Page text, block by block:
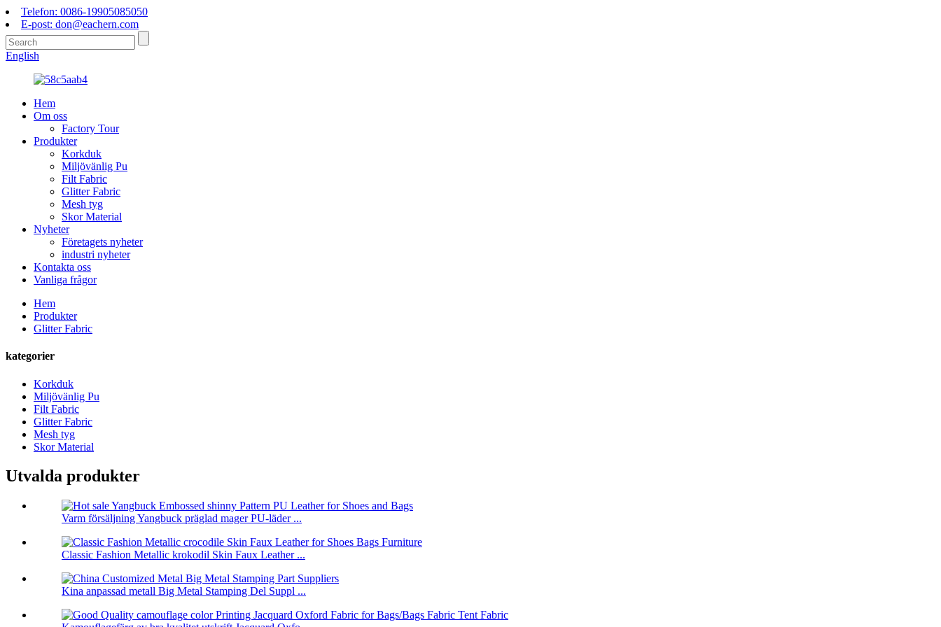
Telefon: 0086-19905085050
E-post: don@eachern.com
English
Hem
Om oss
Factory Tour
Produkter
Korkduk
Miljövänlig Pu
Filt Fabric
Glitter Fabric
Mesh tyg
Skor Material
Nyheter
Företagets nyheter
industri nyheter
Kontakta oss
Vanliga frågor
Hem
Produkter
Glitter Fabric
kategorier
Korkduk
Miljövänlig Pu
Filt Fabric
Glitter Fabric
Mesh tyg
Skor Material
Utvalda produkter
Varm försäljning Yangbuck präglad mager PU-läder ...
Classic Fashion Metallic krokodil Skin Faux Leather ...
Kina anpassad metall Big Metal Stamping Del Suppl ...